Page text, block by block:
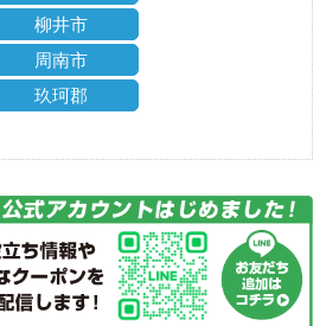
柳井市
周南市
玖珂郡